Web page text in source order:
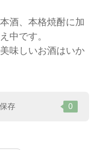
酒、本格焼酎に加
中です。
味しいお酒はいか
存 0